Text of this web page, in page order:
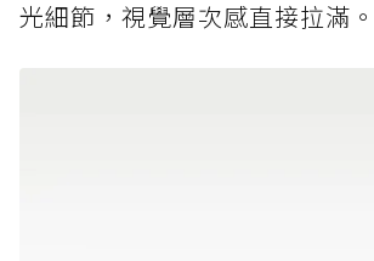
光細節，視覺層次感直接拉滿。